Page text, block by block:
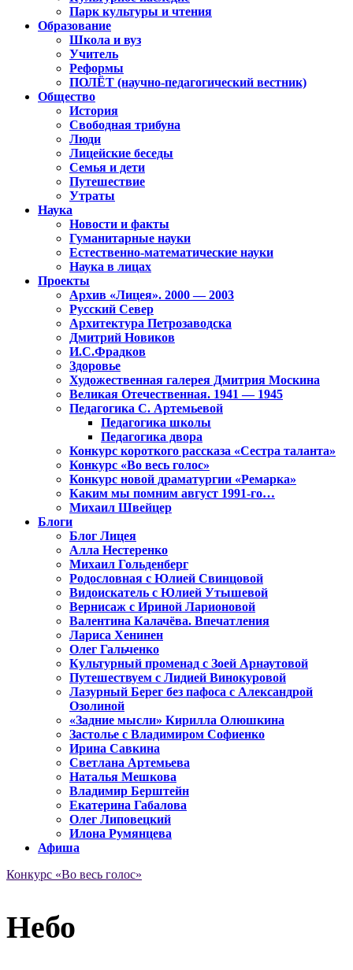
Парк культуры и чтения
Образование
Школа и вуз
Учитель
Реформы
ПОЛЁТ (научно-педагогический вестник)
Общество
История
Свободная трибуна
Люди
Лицейские беседы
Семья и дети
Путешествие
Утраты
Наука
Новости и факты
Гуманитарные науки
Естественно-математические науки
Наука в лицах
Проекты
Архив «Лицея». 2000 — 2003
Русский Север
Архитектура Петрозаводска
Дмитрий Новиков
И.С.Фрадков
Здоровье
Художественная галерея Дмитрия Москина
Великая Отечественная. 1941 — 1945
Педагогика С. Артемьевой
Педагогика школы
Педагогика двора
Конкурс короткого рассказа «Сестра таланта»
Конкурс «Во весь голос»
Конкурс новой драматургии «Ремарка»
Каким мы помним август 1991-го…
Михаил Швейцер
Блоги
Блог Лицея
Алла Нестеренко
Михаил Гольденберг
Родословная с Юлией Свинцовой
Видоискатель с Юлией Утышевой
Вернисаж с Ириной Ларионовой
Валентина Калачёва. Впечатления
Лариса Хенинен
Олег Гальченко
Культурный променад с Зоей Арнаутовой
Путешествуем с Лидией Винокуровой
Лазурный Берег без пафоса с Александрой
Озолиной
«Задние мысли» Кирилла Олюшкина
Застолье с Владимиром Софиенко
Ирина Савкина
Светлана Артемьева
Наталья Мешкова
Владимир Берштейн
Екатерина Габалова
Олег Липовецкий
Илона Румянцева
Афиша
Конкурс «Во весь голос»
Небо